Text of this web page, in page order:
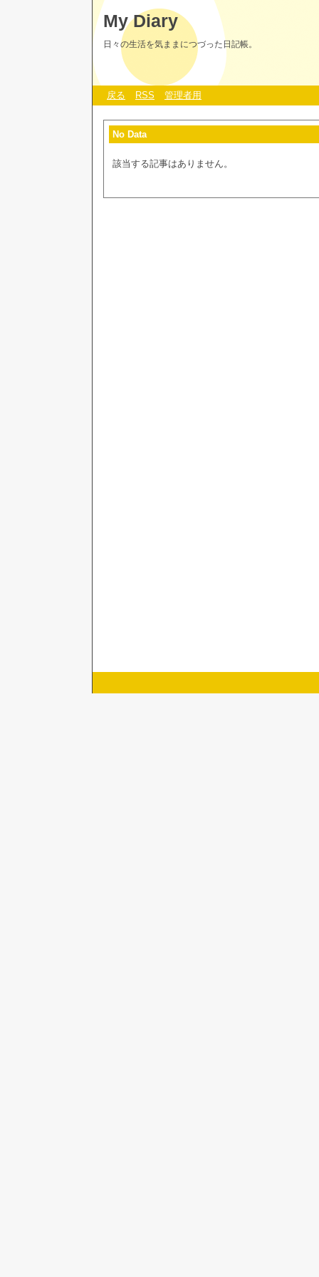
My Diary
日々の生活を気ままにつづった日記帳。
戻る RSS 管理者用
No Data
該当する記事はありません。